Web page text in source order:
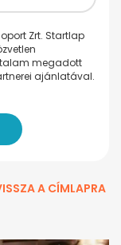
Zrt. Startlap
megadott
ajánlatával.
A CÍMLAPRA